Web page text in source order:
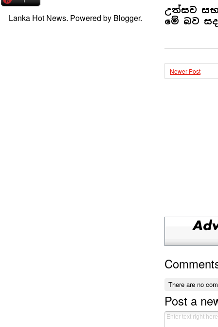
Lanka Hot News. Powered by Blogger.
උත්සව
මේ බව
Newer Post
There are no
Post a